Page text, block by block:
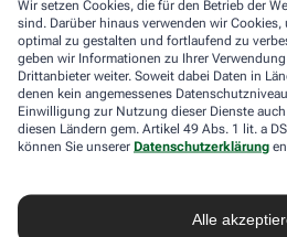
Wir setzen Cookies, die für den Betrieb der
sind. Darüber hinaus verwenden wir Cookies,
optimal zu gestalten und fortlaufend zu
geben wir Informationen zu Ihrer
Drittanbieter weiter. Soweit dabei Daten in
denen kein angemessenes
Einwilligung zur Nutzung dieser Dienste
diesen Ländern gem. Artikel 49 Abs. 1 lit. a
können Sie unserer Datenschutzerklärung
Alle